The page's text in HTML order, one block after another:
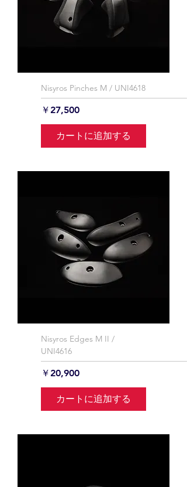
Nisyros Pinches M / UNI4618
価格
￥27,500
カートに追加する
Nisyros Edges M II /
UNI4616
価格
￥20,900
カートに追加する